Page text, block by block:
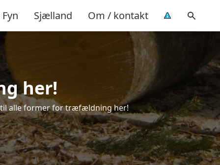
Fyn Sjælland Om / kontakt
her!
alle former for træfældning her!